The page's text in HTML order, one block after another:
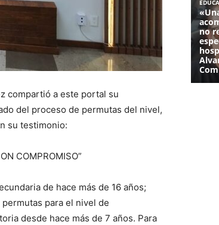
compartió a este portal su
del proceso de permutas del nivel,
su testimonio:
COMPROMISO”
de hace más de 16 años;
para el nivel de
desde hace más de 7 años. Para